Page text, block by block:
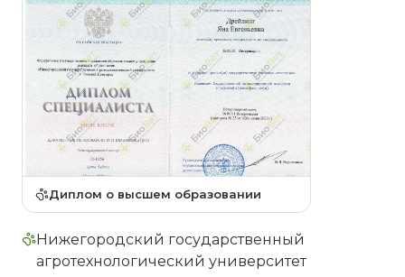
Диплом о высшем образовании
Нижегородский государственный
агротехнологический университет